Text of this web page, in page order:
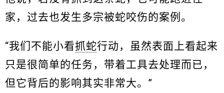
家，过去也发生多宗被蛇咬伤的案例。
“我们不能小看抓蛇行动，虽然表面上看起来
只是很简单的任务，带着工具去处理而已，
但它背后的影响其实非常大。”